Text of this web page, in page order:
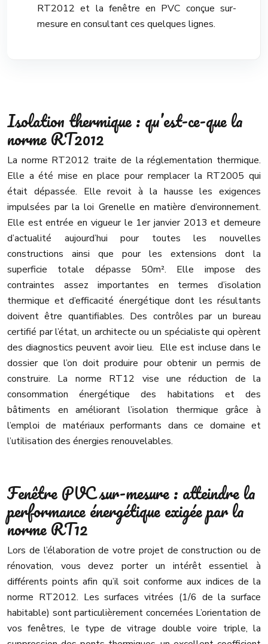
RT2012 et la fenêtre en PVC conçue sur-
mesure en consultant ces quelques lignes.
Isolation thermique : qu’est-ce-que la
norme RT2012
La norme RT2012 traite de la réglementation thermique.
Elle a été mise en place pour remplacer la RT2005 qui
était dépassée. Elle revoit à la hausse les exigences
impulsées par la loi Grenelle en matière d’environnement.
Elle est entrée en vigueur le 1er janvier 2013 et demeure
d’actualité aujourd’hui pour toutes les nouvelles
constructions ainsi que pour les extensions dont la
superficie totale dépasse 50m². Elle impose des
contraintes assez importantes en termes d’isolation
thermique et d’efficacité énergétique dont les résultants
doivent être quantifiables. Des contrôles par un bureau
certifié par l’état, un architecte ou un spécialiste qui opèrent
des diagnostics peuvent avoir lieu. Elle est incluse dans le
dossier que l’on doit produire pour obtenir un permis de
construire. La norme RT12 vise une réduction de la
consommation énergétique des habitations et des
bâtiments en améliorant l’isolation thermique grâce à
l’emploi de matériaux performants dans ce domaine et
l’utilisation des énergies renouvelables.
Fenêtre PVC sur-mesure : atteindre la
performance énergétique exigée par la
norme RT12
Lors de l’élaboration de votre projet de construction ou de
rénovation, vous devez porter un intérêt essentiel à
différents points afin qu’il soit conforme aux indices de la
norme RT2012. Les surfaces vitrées (1/6 de la surface
habitable) sont particulièrement concernées L’orientation de
vos fenêtres, le type de vitrage double voire triple, la